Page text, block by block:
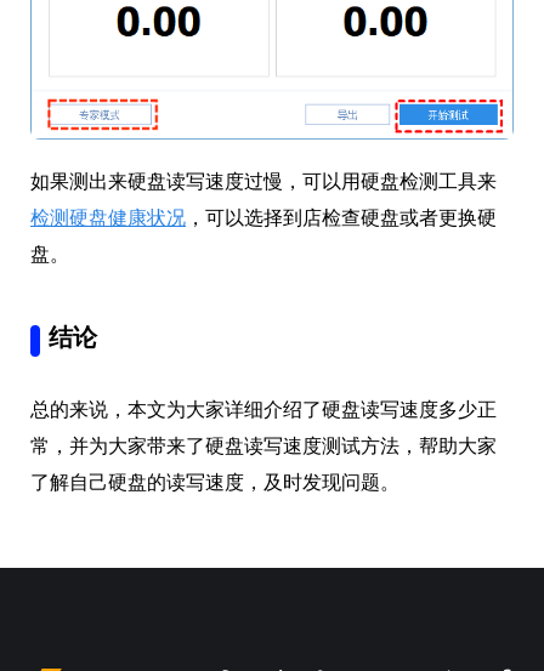
如果测出来硬盘读写速度过慢，可以用硬盘检测工具来
检测硬盘健康状况 ，可以选择到店检查硬盘或者更换硬
盘。
结论
总的来说，本文为大家详细介绍了硬盘读写速度多少正
常，并为大家带来了硬盘读写速度测试方法，帮助大家
了解自己硬盘的读写速度，及时发现问题。